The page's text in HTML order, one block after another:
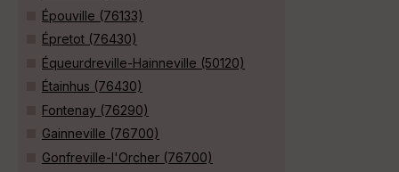
Épouville (76133)
Épretot (76430)
Équeurdreville-Hainneville (50120)
Étainhus (76430)
Fontenay (76290)
Gainneville (76700)
Gonfreville-l'Orcher (76700)